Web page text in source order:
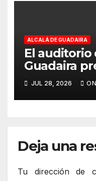
ALCALÁ DE GUADAIRA
El auditorio de Alcalá de
Guadaira
`Cenicienta
JUL 28, 2026
Deja una
Tu dirección de